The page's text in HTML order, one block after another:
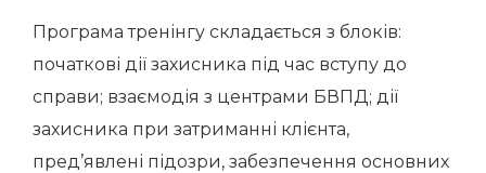
Програма тренінгу складається з блоків:
початкові дії захисника під час вступу до
справи; взаємодія з центрами БВПД; дії
захисника при затриманні клієнта,
пред’явлені підозри, забезпечення основних